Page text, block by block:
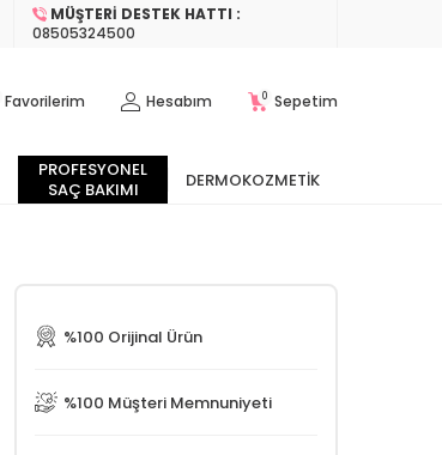
MÜŞTERI DESTEK HATTI :
08505324500
Favorilerim Hesabım 0 Sepetim
PROFESYONEL
SAÇ BAKIMI
DERMOKOZMETIK
%100 Orijinal Ürün
%100 Müşteri Memnuniyeti